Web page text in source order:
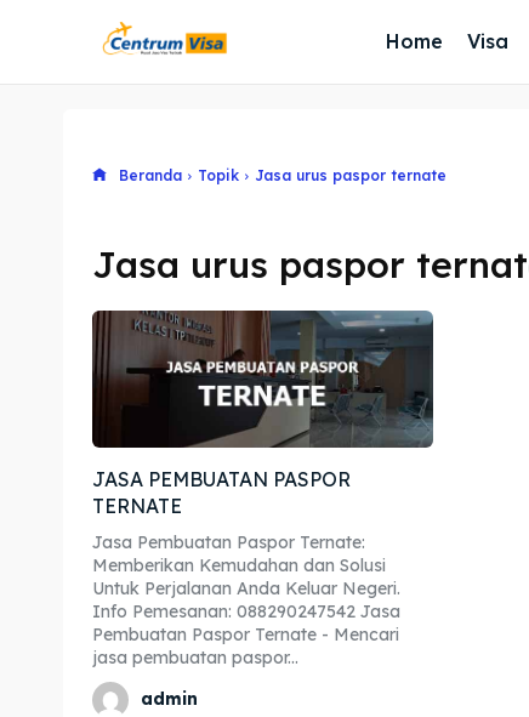
Home Visa
Beranda Topik Jasa urus paspor ternate
Jasa urus paspor
JASA PEMBUATAN PASPOR
TERNATE
Jasa Pembuatan Paspor Ternate:
Memberikan Kemudahan dan Solusi
Untuk Perjalanan Anda Keluar Negeri.
Info Pemesanan: 088290247542 Jasa
Pembuatan Paspor Ternate - Mencari
jasa pembuatan paspor...
admin